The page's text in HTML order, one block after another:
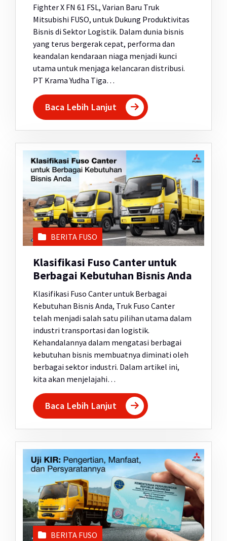
Fighter X FN 61 FSL, Varian Baru Truk
Mitsubishi FUSO, untuk Dukung Produktivitas
Bisnis di Sektor Logistik. Dalam dunia bisnis
yang terus bergerak cepat, performa dan
keandalan kendaraan niaga menjadi kunci
utama untuk menjaga kelancaran distribusi.
PT Krama Yudha Tiga…
Baca Lebih Lanjut
BERITA FUSO
Klasifikasi Fuso Canter untuk
Berbagai Kebutuhan Bisnis Anda
Klasifikasi Fuso Canter untuk Berbagai
Kebutuhan Bisnis Anda, Truk Fuso Canter
telah menjadi salah satu pilihan utama dalam
industri transportasi dan logistik.
Kehandalannya dalam mengatasi berbagai
kebutuhan bisnis membuatnya diminati oleh
berbagai sektor industri. Dalam artikel ini,
kita akan menjelajahi…
Baca Lebih Lanjut
BERITA FUSO